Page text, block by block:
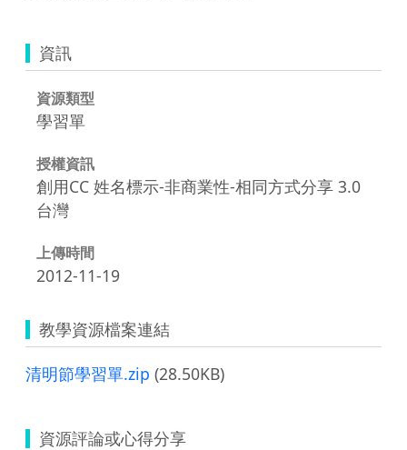
資訊
資源類型
學習單
授權資訊
創用CC 姓名標示-非商業性-相同方式分享 3.0
台灣
上傳時間
2012-11-19
教學資源檔案連結
清明節學習單.zip (28.50KB)
資源評論或心得分享